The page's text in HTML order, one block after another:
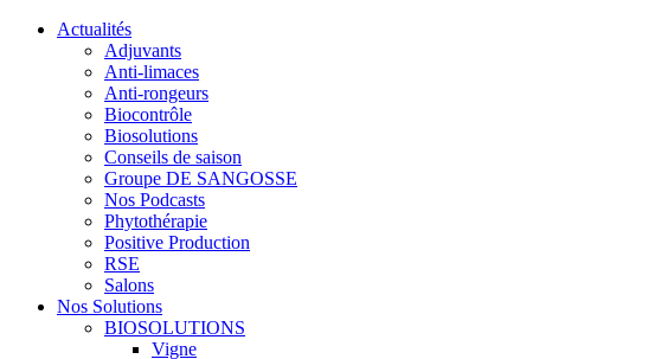
Actualités
Adjuvants
Anti-limaces
Anti-rongeurs
Biocontrôle
Biosolutions
Conseils de saison
Groupe DE SANGOSSE
Nos Podcasts
Phytothérapie
Positive Production
RSE
Salons
Nos Solutions
BIOSOLUTIONS
Vigne